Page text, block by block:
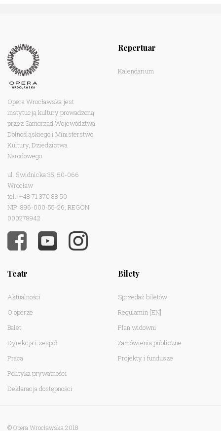
Opera Wrocławska jest
instytucją kultury prowadzoną
przez Samorząd Województwa
Dolnośląskiego i Ministerstwo
Kultury, Dziedzictwa
Narodowego.
ul. Świdnicka 35, 50-066
Wrocław
tel.: +48 71 370 88 50
NIP: 896-000-55-26, REGON:
000278942
Repertuar
Kalendarium
Teatr
Aktualności
O operze
Balet
Dyrekcja i zespół
Praca
Polityka prywatności
Deklaracja dostępności
Bilety
Sprzedaż biletów
Regulamin [EN]
Plan widowni
Zamówienia publiczne
Projekty i fundusze
© Opera Wrocławska 2018